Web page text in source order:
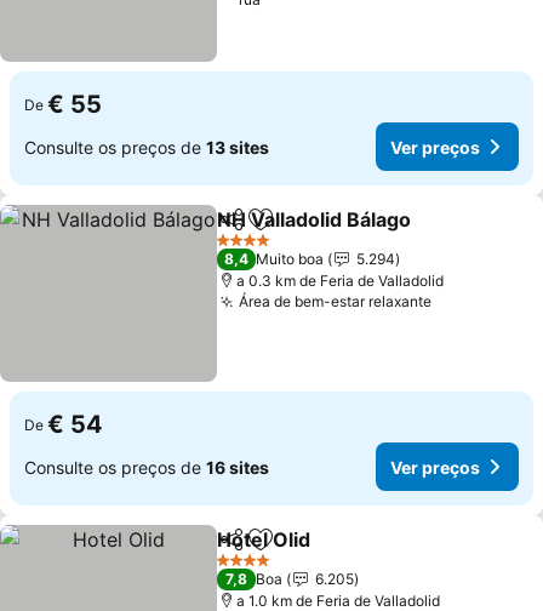
De € 55
Consulte os preços de 13 sites Ver preços
PartilharAdicionar aos favoritos
NH Valladolid Bálago
4 Estrelas
8,4 Muito boa
5.294
a 0.3 km de Feria de Valladolid
Área de bem-estar relaxante
De € 54
Consulte os preços de 16 sites Ver preços
PartilharAdicionar aos favoritos
Hotel Olid
4 Estrelas
7,8 Boa
6.205
a 1.0 km de Feria de Valladolid